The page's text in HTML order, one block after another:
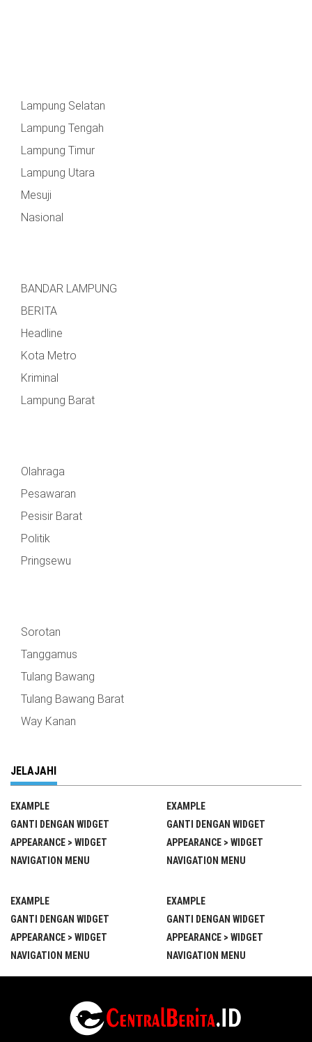
Lampung Selatan
Lampung Tengah
Lampung Timur
Lampung Utara
Mesuji
Nasional
BANDAR LAMPUNG
BERITA
Headline
Kota Metro
Kriminal
Lampung Barat
Olahraga
Pesawaran
Pesisir Barat
Politik
Pringsewu
Sorotan
Tanggamus
Tulang Bawang
Tulang Bawang Barat
Way Kanan
JELAJAHI
EXAMPLE
GANTI DENGAN WIDGET
APPEARANCE > WIDGET
NAVIGATION MENU
EXAMPLE
GANTI DENGAN WIDGET
APPEARANCE > WIDGET
NAVIGATION MENU
EXAMPLE
GANTI DENGAN WIDGET
APPEARANCE > WIDGET
NAVIGATION MENU
EXAMPLE
GANTI DENGAN WIDGET
APPEARANCE > WIDGET
NAVIGATION MENU